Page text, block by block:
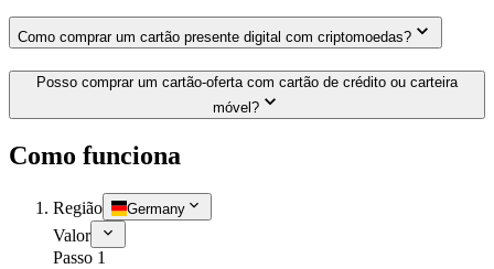
Como comprar um cartão presente digital com criptomoedas?
Posso comprar um cartão-oferta com cartão de crédito ou carteira
móvel?
Como funciona
Região Germany
Valor
Passo 1